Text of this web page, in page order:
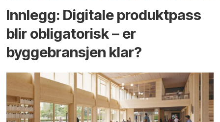
Innlegg: Digitale produktpass
blir obligatorisk – er
byggebransjen klar?